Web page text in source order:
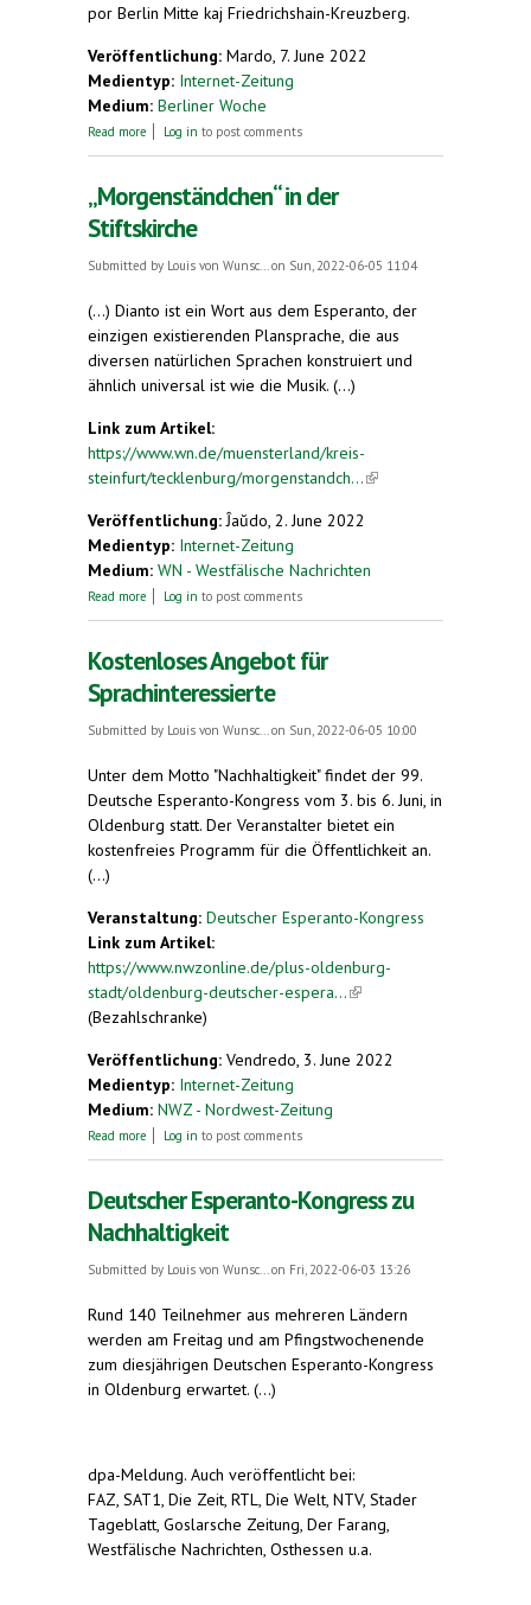
por Berlin Mitte kaj Friedrichshain-Kreuzberg.
Veröffentlichung: Mardo, 7. June 2022
Medientyp: Internet-Zeitung
Medium: Berliner Woche
Read more about Fritz Wollenbergs Stadtführer zu Orten
Log in to post comments
„Morgenständchen“ in der
Stiftskirche
Submitted by Louis von Wunsc... on Sun, 2022-06-05 11:04
(...) Dianto ist ein Wort aus dem Esperanto, der
einzigen existierenden Plansprache, die aus
diversen natürlichen Sprachen konstruiert und
ähnlich universal ist wie die Musik. (...)
Link zum Artikel:
https://www.wn.de/muensterland/kreis-
steinfurt/tecklenburg/morgenstandch...(link is
Veröffentlichung: Ĵaŭdo, 2. June 2022
Medientyp: Internet-Zeitung
Medium: WN - Westfälische Nachrichten
Read more about „Morgenständchen“ in der Stiftskirche
Log in to post comments
Kostenloses Angebot für
Sprachinteressierte
Submitted by Louis von Wunsc... on Sun, 2022-06-05 10:00
Unter dem Motto "Nachhaltigkeit" findet der 99.
Deutsche Esperanto-Kongress vom 3. bis 6. Juni, in
Oldenburg statt. Der Veranstalter bietet ein
kostenfreies Programm für die Öffentlichkeit an.
(...)
Veranstaltung: Deutscher Esperanto-Kongress
Link zum Artikel:
https://www.nwzonline.de/plus-oldenburg-
stadt/oldenburg-deutscher-espera...(link is
(Bezahlschranke)
Veröffentlichung: Vendredo, 3. June 2022
Medientyp: Internet-Zeitung
Medium: NWZ - Nordwest-Zeitung
Read more about Kostenloses Angebot für Sprachinteressierte
Log in to post comments
Deutscher Esperanto-Kongress zu
Nachhaltigkeit
Submitted by Louis von Wunsc... on Fri, 2022-06-03 13:26
Rund 140 Teilnehmer aus mehreren Ländern
werden am Freitag und am Pfingstwochenende
zum diesjährigen Deutschen Esperanto-Kongress
in Oldenburg erwartet. (...)
dpa-Meldung. Auch veröffentlicht bei:
FAZ, SAT1, Die Zeit, RTL, Die Welt, NTV, Stader
Tageblatt, Goslarsche Zeitung, Der Farang,
Westfälische Nachrichten, Osthessen u.a.